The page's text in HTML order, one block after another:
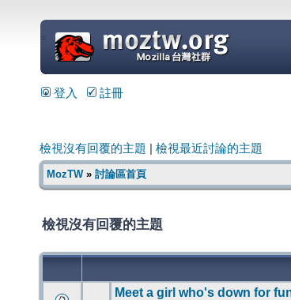
=
登入 註冊
檢視沒有回覆的主題 檢視最近討論的主題
MozTW» 討論區首頁
檢視沒有回覆的主題
Meet a girl who's down for